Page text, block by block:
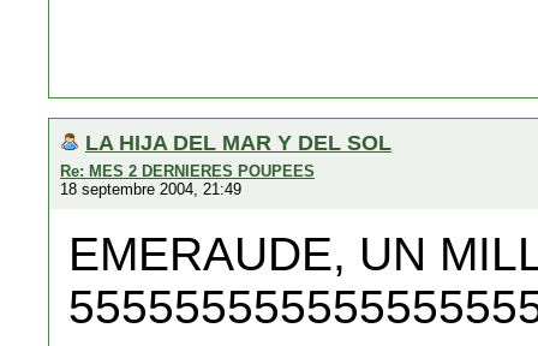
LA HIJA DEL MAR Y DEL SOL
Re: MES 2 DERNIERES POUPEES
18 septembre 2004, 21:49
EMERAUDE, UN